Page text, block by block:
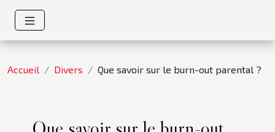
Accueil Divers Que savoir sur le burn-out parental ?